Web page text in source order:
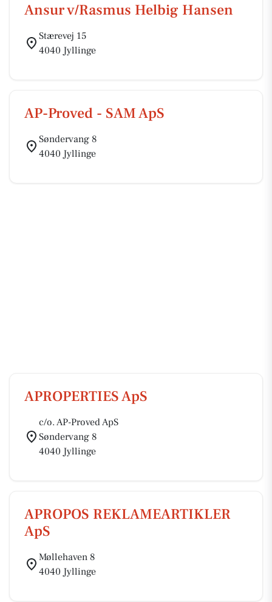
Ansur v/Rasmus Helbig Hansen
Stærevej 15
4040 Jyllinge
AP-Proved - SAM ApS
Søndervang 8
4040 Jyllinge
APROPERTIES ApS
c/o. AP-Proved ApS
Søndervang 8
4040 Jyllinge
APROPOS REKLAMEARTIKLER
ApS
Møllehaven 8
4040 Jyllinge